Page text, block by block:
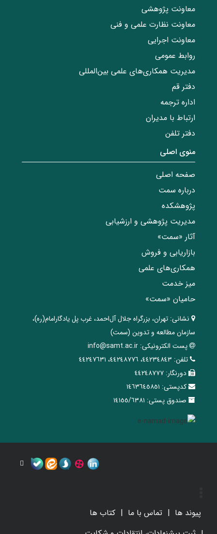
معاونت پژوهشی
معاونت نظارت علمی و فنی
معاونت اجرایی
روابط عمومی
مدیریت همکاری‌های علمی بین‌المللی
دفتر قم
اداره ترجمه
ارتباط با مدیران
دفتر تلفن
منوی اصلی
صفحه اصلی
درباره سمت
پژوهشکده
مدیریت پژوهشی و ارزشیابی
آثار «سمت»
بازاریابی و فروش
همکاری‌های علمی
میز خدمت
حامیان «سمت»
نشانی: تهران، ‌بزرگراه ‌جلال آل‌احمد، غرب پل يادگار‌امام(ره)‌،
سازمان مطالعه و تدوین‌ (سمت)
پست الکترونیکی: info@samt.ac.ir
تلفن: ٤٤٢٣٤٨٤٣، ٤٤٢٤٨٧٧٦، ٤٤٢٤٧٦٣١
دورنگار: ٤٤٢٤٨٧٧٧
کدپستی: ١٤٦٣٦٤٥٨٥١
صندوق پستی: ١٤١٥٥/٦٣٨١
پیوند ها تماس با ما
کتاب ها